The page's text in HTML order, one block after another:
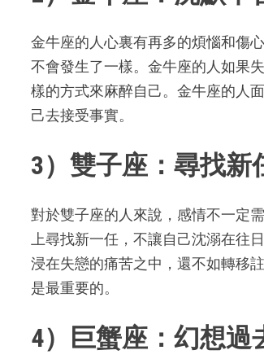
金牛座的人心裏有再多的煩惱和傷
不會發生了一樣。金牛座的人如果
樣的方式來麻醉自己。金牛座的人
己去接受事實。
3）雙子座：尋找新
對於雙子座的人來說，感情不一定
上尋找新一任，不讓自己沈溺在往
浸在失戀的痛苦之中，還不如轉移
是最重要的。
4）巨蟹座：幻想過